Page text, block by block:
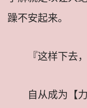
躁不安起来。
『这样下去
自从成为【